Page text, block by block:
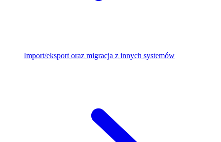
Import/eksport oraz migracja z innych systemów